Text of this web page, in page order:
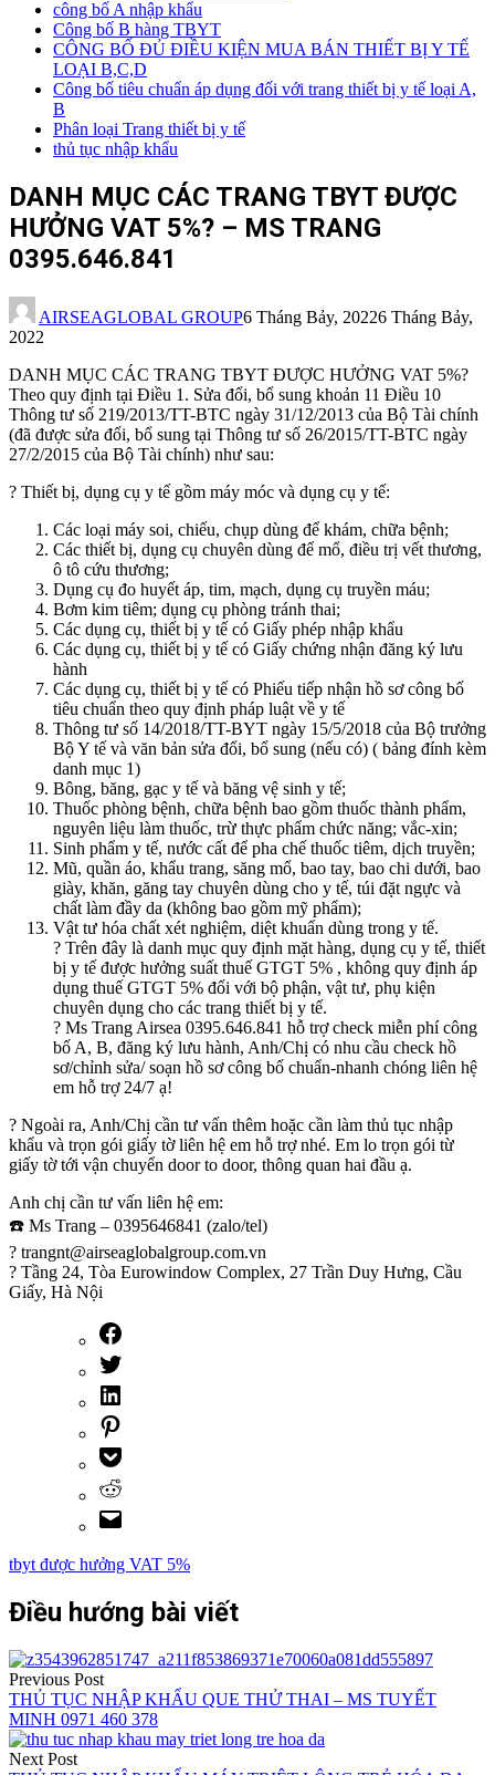
công bố A nhập khẩu
Công bố B hàng TBYT
CÔNG BỐ ĐỦ ĐIỀU KIỆN MUA BÁN THIẾT BỊ Y TẾ
LOẠI B,C,D
Công bố tiêu chuẩn áp dụng đối với trang thiết bị y tế loại A,
B
Phân loại Trang thiết bị y tế
thủ tục nhập khẩu
DANH MỤC CÁC TRANG TBYT ĐƯỢC
HƯỞNG VAT 5%? – MS TRANG
0395.646.841
AIRSEAGLOBAL GROUP6 Tháng Bảy, 20226 Tháng Bảy,
2022
DANH MỤC CÁC TRANG TBYT ĐƯỢC HƯỞNG VAT 5%?
Theo quy định tại Điều 1. Sửa đổi, bổ sung khoản 11 Điều 10
Thông tư số 219/2013/TT-BTC ngày 31/12/2013 của Bộ Tài chính
(đã được sửa đổi, bổ sung tại Thông tư số 26/2015/TT-BTC ngày
27/2/2015 của Bộ Tài chính) như sau:
? Thiết bị, dụng cụ y tế gồm máy móc và dụng cụ y tế:
Các loại máy soi, chiếu, chụp dùng để khám, chữa bệnh;
Các thiết bị, dụng cụ chuyên dùng để mổ, điều trị vết thương,
ô tô cứu thương;
Dụng cụ đo huyết áp, tim, mạch, dụng cụ truyền máu;
Bơm kim tiêm; dụng cụ phòng tránh thai;
Các dụng cụ, thiết bị y tế có Giấy phép nhập khẩu
Các dụng cụ, thiết bị y tế có Giấy chứng nhận đăng ký lưu
hành
Các dụng cụ, thiết bị y tế có Phiếu tiếp nhận hồ sơ công bố
tiêu chuẩn theo quy định pháp luật về y tế
Thông tư số 14/2018/TT-BYT ngày 15/5/2018 của Bộ trưởng
Bộ Y tế và văn bản sửa đổi, bổ sung (nếu có) ( bảng đính kèm
danh mục 1)
Bông, băng, gạc y tế và băng vệ sinh y tế;
Thuốc phòng bệnh, chữa bệnh bao gồm thuốc thành phẩm,
nguyên liệu làm thuốc, trừ thực phẩm chức năng; vắc-xin;
Sinh phẩm y tế, nước cất để pha chế thuốc tiêm, dịch truyền;
Mũ, quần áo, khẩu trang, săng mổ, bao tay, bao chi dưới, bao
giày, khăn, găng tay chuyên dùng cho y tế, túi đặt ngực và
chất làm đầy da (không bao gồm mỹ phẩm);
Vật tư hóa chất xét nghiệm, diệt khuẩn dùng trong y tế.
? Trên đây là danh mục quy định mặt hàng, dụng cụ y tế, thiết
bị y tế được hưởng suất thuế GTGT 5% , không quy định áp
dụng thuế GTGT 5% đối với bộ phận, vật tư, phụ kiện
chuyên dụng cho các trang thiết bị y tế.
? Ms Trang Airsea 0395.646.841 hỗ trợ check miễn phí công
bố A, B, đăng ký lưu hành, Anh/Chị có nhu cầu check hồ
sơ/chỉnh sửa/ soạn hồ sơ công bố chuẩn-nhanh chóng liên hệ
em hỗ trợ 24/7 ạ!
? Ngoài ra, Anh/Chị cần tư vấn thêm hoặc cần làm thủ tục nhập
khẩu và trọn gói giấy tờ liên hệ em hỗ trợ nhé. Em lo trọn gói từ
giấy tờ tới vận chuyển door to door, thông quan hai đầu ạ.
Anh chị cần tư vấn liên hệ em:
☎️ Ms Trang – 0395646841 (zalo/tel)
? trangnt@airseaglobalgroup.com.vn
? Tầng 24, Tòa Eurowindow Complex, 27 Trần Duy Hưng, Cầu
Giấy, Hà Nội
tbyt được hưởng VAT 5%
Điều hướng bài viết
Previous Post
THỦ TỤC NHẬP KHẨU QUE THỬ THAI – MS TUYẾT
MINH 0971 460 378
Next Post